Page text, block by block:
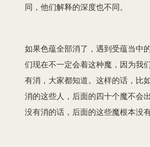
同，他们解释的深度也不同。
如果色蕴全部消了，遇到受蕴当中
们现在不一定会着这种魔，因为我
有消，大家都知道。这样的话，比
消的这些人，后面的四十个魔不
没有消的话，后面的这些魔根本没有